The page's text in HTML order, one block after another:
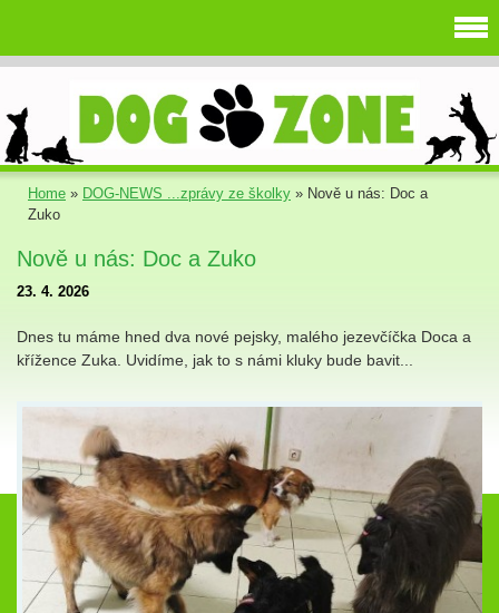
Home » DOG-NEWS ...zprávy ze školky » Nově u nás: Doc a
Zuko
Nově u nás: Doc a Zuko
23. 4. 2026
Dnes tu máme hned dva nové pejsky, malého jezevčíčka Doca a
křížence Zuka. Uvidíme, jak to s námi kluky bude bavit...